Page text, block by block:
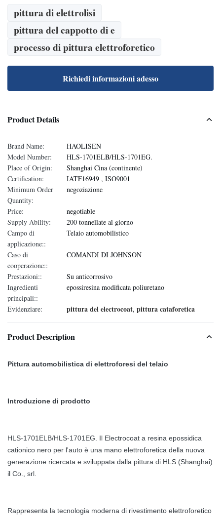
pittura di elettrolisi
pittura del cappotto di e
processo di pittura elettroforetico
Richiedi informazioni adesso
Product Details
Brand Name:
HAOLISEN
Model Number:
HLS-1701ELB/HLS-1701EG.
Place of Origin:
Shanghai Cina (continente)
Certification:
IATF16949 , ISO9001
Minimum Order
Quantity:
negoziazione
Price:
negotiable
Supply Ability:
200 tonnellate al giorno
Campo di
applicazione::
Telaio automobilistico
Caso di
cooperazione::
COMANDI DI JOHNSON
Prestazioni::
Su anticorrosivo
Ingredienti
principali::
epossiresina modificata poliuretano
Evidenziare: pittura del electrocoat, pittura cataforetica
Product Description
Pittura automobilistica di elettroforesi del telaio
Introduzione di prodotto
HLS-1701ELB/HLS-1701EG. Il Electrocoat a resina epossidica
cationico nero per l'auto è una mano elettroforetica della nuova
generazione ricercata e sviluppata dalla pittura di HLS (Shanghai)
il Co., srl.
Rappresenta la tecnologia moderna di rivestimento elettroforetico